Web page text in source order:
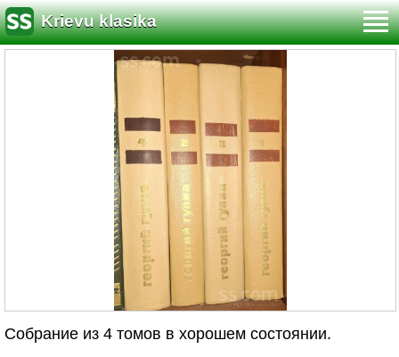
Krievu klasika
Собрание из 4 томов в хорошем состоянии.